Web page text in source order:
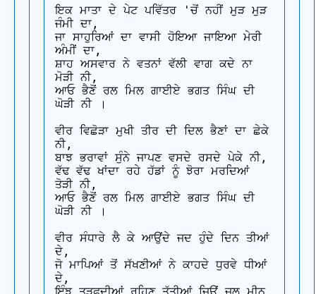
ਇਕ ਮਾਤਾ ਦੇ ਪੇਟ ਪਵਿੱਤਰ 'ਚੋਂ ਨਹੀਂ ਮੁੜ ਮੁੜ
ਜੰਮੀ ਦਾ,
ਜਾ ਸਾਹੁਰਿਆਂ ਦਾ ਵਾਸੀ ਹੋਇਆ ਜਾਇਆ ਮੇਰੀ
ਅੰਮੀਂ ਦਾ,
ਸ਼ਾਹ ਅਸਵਾਰ ਨੇ ਵਤਨਾਂ ਵੱਲੀ ਵਾਗ ਕਦੇ ਨਾ
ਮੋੜੀ ਨੀ,
ਆਓ ਭੈਣੋਂ ਰਲ ਮਿਲ ਗਾਈਏ ਭਗਤ ਸਿੰਘ ਦੀ
ਘੋੜੀ ਨੀ ।
ਵੀਰ ਵਿਛੋੜਾ ਮੁਖੀ ਤੀਰ ਦੀ ਦਿਲ ਭੈਣਾਂ ਦਾ ਛੇਕੇ
ਨੀ,
ਬਾਝ ਭਰਾਵਾਂ ਸੁੰਨੇ ਜਾਪਣ ਵਸਦੇ ਰਸਦੇ ਪੇਕੇ ਨੀ,
ਵੱਢ ਵੱਢ ਖਾਂਦਾ ਰਹੇ ਹੱਡਾਂ ਨੂੰ ਝੋਰਾ ਮਰਦਿਆਂ
ਤੋੜੀ ਨੀ,
ਆਓ ਭੈਣੋਂ ਰਲ ਮਿਲ ਗਾਈਏ ਭਗਤ ਸਿੰਘ ਦੀ
ਘੋੜੀ ਨੀ ।
ਵੀਰ ਸੰਧਾਰੇ ਲੈ ਕੇ ਆਉਂਦੇ ਜਦ ਹੁੰਦੇ ਦਿਨ ਤੀਆਂ
ਦੇ,
ਜੋ ਮਾਪਿਆਂ ਤੋਂ ਸੱਖਣੀਆਂ ਨੇ ਕਾਹਦੇ ਧੁਰਵੇ ਧੀਆਂ
ਦੇ,
ਇੰਝ ਤੜਫਦੀਆਂ ਰਹਿਣ ਤੱਤੀਆਂ ਜਿਉਂ ਜਲ ਮੀਨ